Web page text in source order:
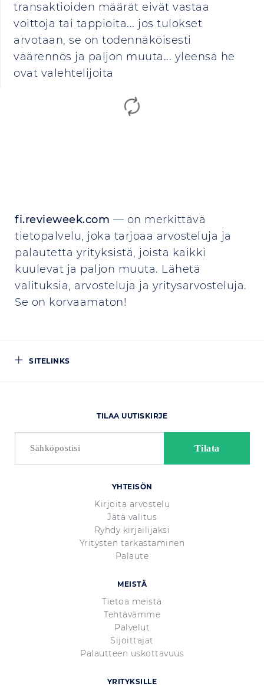
transaktioiden määrät eivät vastaa
voittoja tai tappioita... jos tulokset
arvotaan, se on todennäköisesti
väärennös ja paljon muuta... yleensä he
ovat valehtelijoita
fi.revieweek.com — on merkittävä
tietopalvelu, joka tarjoaa arvosteluja ja
palautetta yrityksistä, joista kaikki
kuulevat ja paljon muuta. Lähetä
valituksia, arvosteluja ja yritysarvosteluja.
Se on korvaamaton!
SITELINKS
YHTEISÖN
Kirjoita arvostelu
Jätä valitus
Ryhdy kirjailijaksi
Yritysten tarkastaminen
Palaute
MEISTÄ
Tietoa meistä
Tehtävämme
Palvelut
Sijoittajat
Palautteen uskottavuus
YRITYKSILLE
TILAA UUTISKIRJE